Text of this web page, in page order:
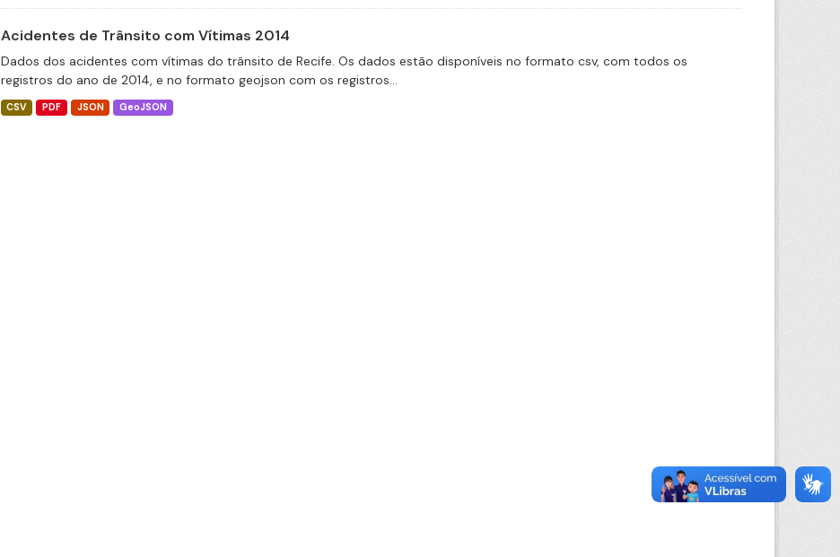
Acidentes de Trânsito com Vítimas 2014
Dados dos acidentes com vítimas do trânsito de Recife. Os dados estão disponíveis no formato csv, com todos os
registros do ano de 2014, e no formato geojson com os registros...
CSV PDF JSON GeoJSON